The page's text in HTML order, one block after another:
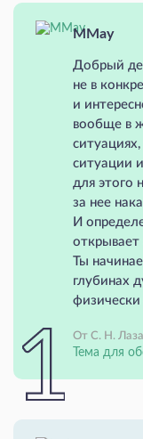
MMay
Добрый
не в
и
вообще в
ситуации
для этого
за нее
И
открывает
Ты
глубинах
физически
От С. Н.
Тема для